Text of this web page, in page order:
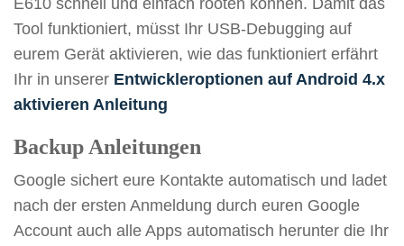
E610 schnell und einfach rooten können. Damit das
Tool funktioniert, müsst Ihr USB-Debugging auf
eurem Gerät aktivieren, wie das funktioniert erfährt
Ihr in unserer Entwickleroptionen auf Android 4.x
aktivieren Anleitung
Backup Anleitungen
Google sichert eure Kontakte automatisch und ladet
nach der ersten Anmeldung durch euren Google
Account auch alle Apps automatisch herunter die Ihr